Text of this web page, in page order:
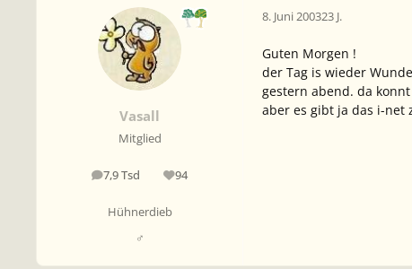
Vasall
Mitglied
7,9 Tsd
Beiträge 94
Reputation
Hühnerdieb
♂
8. Juni 200323 J.
Guten Morgen !
der Tag is wieder
gestern abend. da
aber es gibt ja das i-net